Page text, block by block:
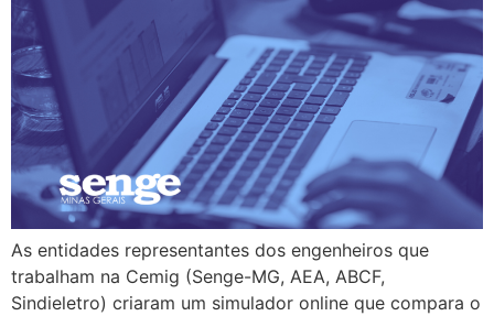
As entidades representantes dos engenheiros que
trabalham na Cemig (Senge-MG, AEA, ABCF,
Sindieletro) criaram um simulador online que compara o